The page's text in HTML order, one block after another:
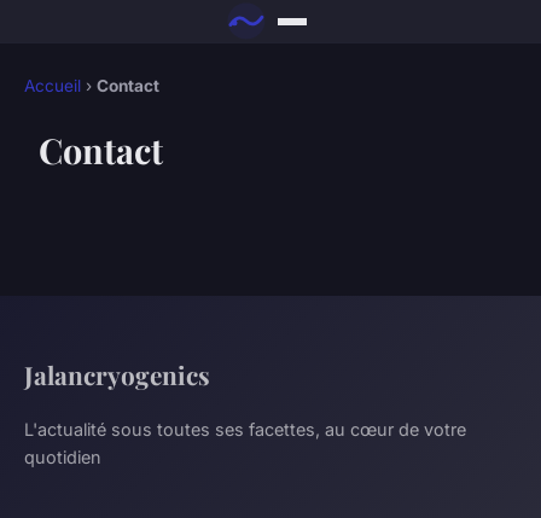
Accueil › Contact
Contact
Jalancryogenics
L'actualité sous toutes ses facettes, au cœur de votre
quotidien